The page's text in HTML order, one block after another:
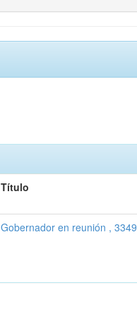
Título
Gobernador en reunión , 3349